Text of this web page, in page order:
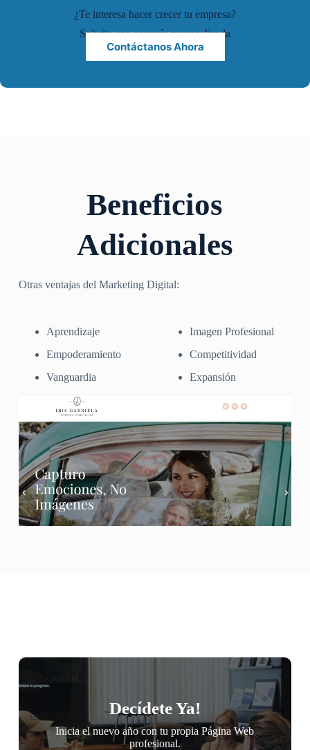
¿Te interesa hacer crecer tu empresa?
Solicita una asesoría personalizada
Contáctanos Ahora
Beneficios
Adicionales
Otras ventajas del Marketing Digital:
Aprendizaje
Empoderamiento
Vanguardia
Imagen Profesional
Competitividad
Expansión
Decídete Ya!
Inicia el nuevo año con tu propia Página Web
profesional.